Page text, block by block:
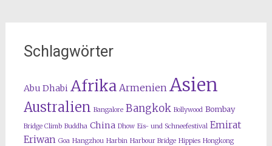
Schlagwörter
Abu Dhabi Afrika Armenien Asien
Australien Bangalore Bangkok Bollywood Bombay
Bridge Climb Buddha China Dhow Eis- und Schneefestival Emirat
Eriwan Goa Hangzhou Harbin Harbour Bridge Hippies Hongkong